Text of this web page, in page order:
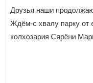
Друзья наши
Ждём-с хвалу парку от
колхозария Сярёни